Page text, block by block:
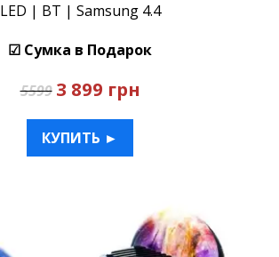
LED | BT | Samsung 4.4
☑ Сумка в Подарок
5599 3 899 грн
КУПИТЬ ►